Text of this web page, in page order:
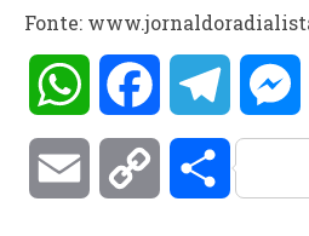
Fonte:
WhatsAppFacebook
Email Copy